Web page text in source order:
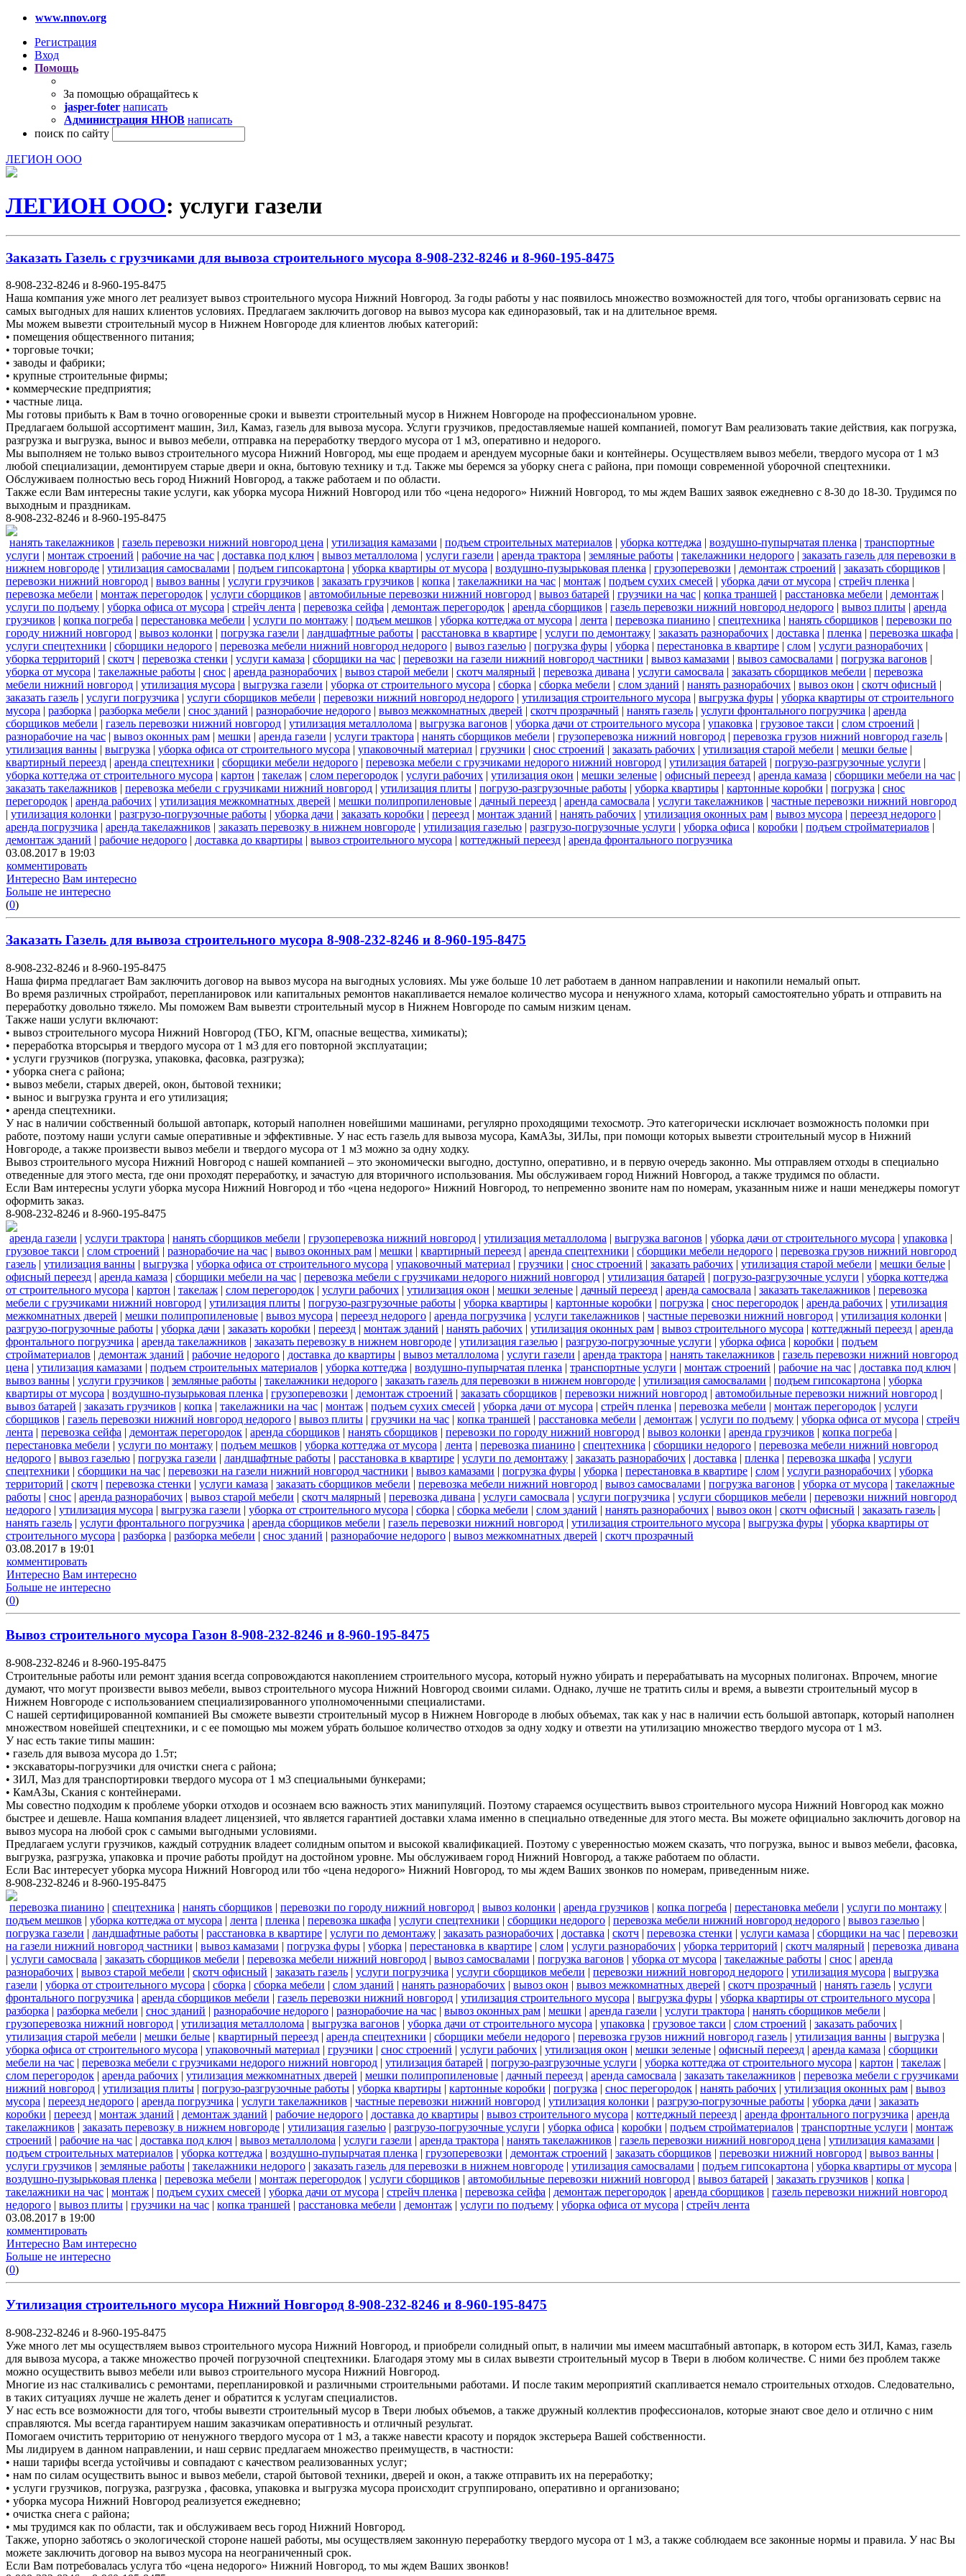
www.nnov.org
Регистрация
Вход
Помощь
За помощью обращайтесь к
jasper-foter написать
Администрация ННОВ написать
поиск по сайту
ЛЕГИОН ООО
ЛЕГИОН ООО: услуги газели
Заказать Газель с грузчиками для вывоза строительного мусора 8-908-232-8246 и 8-960-195-8475
8-908-232-8246 и 8-960-195-8475
Наша компания уже много лет реализует вывоз строительного мусора Нижний Новгород. За годы работы у нас появилось множество возможностей для того, чтобы организовать сервис на
самых выгодных для наших клиентов условиях. Предлагаем заключить договор на вывоз мусора как единоразовый, так и на длительное время.
Мы можем вывезти строительный мусор в Нижнем Новгороде для клиентов любых категорий:
• помещения общественного питания;
• торговые точки;
• заводы и фабрики;
• крупные строительные фирмы;
• коммерческие предприятия;
• частные лица.
Мы готовы прибыть к Вам в точно оговоренные сроки и вывезти строительный мусор в Нижнем Новгороде на профессиональном уровне.
Предлагаем большой ассортимент машин, Зил, Камаз, газель для вывоза мусора. Услуги грузчиков, предоставляемые нашей компанией, помогут Вам реализовать такие действия, как погрузка,
разгрузка и выгрузка, вынос и вывоз мебели, отправка на переработку твердого мусора от 1 м3, оперативно и недорого.
Мы выполняем не только вывоз строительного мусора Нижний Новгород, мы еще продаем и арендуем мусорные баки и контейнеры. Осуществляем вывоз мебели, твердого мусора от 1 м3
любой специализации, демонтируем старые двери и окна, бытовую технику и т.д. Также мы беремся за уборку снега с района, при помощи современной уборочной спецтехники.
Обслуживаем полностью весь город Нижний Новгород, а также работаем и по области.
Также если Вам интересны такие услуги, как уборка мусора Нижний Новгород или тбо «цена недорого» Нижний Новгород, то мы ждем Ваших заявок ежедневно с 8-30 до 18-30. Трудимся по
выходным и праздникам.
8-908-232-8246 и 8-960-195-8475
нанять такелажников | газель перевозки нижний новгород цена | утилизация камазами | подъем строительных материалов | уборка коттеджа | воздушно-пупырчатая пленка | транспортные
услуги | монтаж строений | рабочие на час | доставка под ключ | вывоз металлолома | услуги газели | аренда трактора | земляные работы | такелажники недорого | заказать газель для перевозки в
нижнем новгороде | утилизация самосвалами | подъем гипсокартона | уборка квартиры от мусора | воздушно-пузырьковая пленка | грузоперевозки | демонтаж строений | заказать сборщиков |
перевозки нижний новгород | вывоз ванны | услуги грузчиков | заказать грузчиков | копка | такелажники на час | монтаж | подъем сухих смесей | уборка дачи от мусора | стрейч пленка |
перевозка мебели | монтаж перегородок | услуги сборщиков | автомобильные перевозки нижний новгород | вывоз батарей | грузчики на час | копка траншей | расстановка мебели | демонтаж |
услуги по подъему | уборка офиса от мусора | стрейч лента | перевозка сейфа | демонтаж перегородок | аренда сборщиков | газель перевозки нижний новгород недорого | вывоз плиты | аренда
грузчиков | копка погреба | перестановка мебели | услуги по монтажу | подъем мешков | уборка коттеджа от мусора | лента | перевозка пианино | спецтехника | нанять сборщиков | перевозки по
городу нижний новгород | вывоз колонки | погрузка газели | ландшафтные работы | расстановка в квартире | услуги по демонтажу | заказать разнорабочих | доставка | пленка | перевозка шкафа |
услуги спецтехники | сборщики недорого | перевозка мебели нижний новгород недорого | вывоз газелью | погрузка фуры | уборка | перестановка в квартире | слом | услуги разнорабочих |
уборка территорий | скотч | перевозка стенки | услуги камаза | сборщики на час | перевозки на газели нижний новгород частники | вывоз камазами | вывоз самосвалами | погрузка вагонов |
уборка от мусора | такелажные работы | снос | аренда разнорабочих | вывоз старой мебели | скотч малярный | перевозка дивана | услуги самосвала | заказать сборщиков мебели | перевозка
мебели нижний новгород | утилизация мусора | выгрузка газели | уборка от строительного мусора | сборка | сборка мебели | слом зданий | нанять разнорабочих | вывоз окон | скотч офисный |
заказать газель | услуги погрузчика | услуги сборщиков мебели | перевозки нижний новгород недорого | утилизация строительного мусора | выгрузка фуры | уборка квартиры от строительного
мусора | разборка | разборка мебели | снос зданий | разнорабочие недорого | вывоз межкомнатных дверей | скотч прозрачный | нанять газель | услуги фронтального погрузчика | аренда
сборщиков мебели | газель перевозки нижний новгород | утилизация металлолома | выгрузка вагонов | уборка дачи от строительного мусора | упаковка | грузовое такси | слом строений |
разнорабочие на час | вывоз оконных рам | мешки | аренда газели | услуги трактора | нанять сборщиков мебели | грузоперевозка нижний новгород | перевозка грузов нижний новгород газель |
утилизация ванны | выгрузка | уборка офиса от строительного мусора | упаковочный материал | грузчики | снос строений | заказать рабочих | утилизация старой мебели | мешки белые |
квартирный переезд | аренда спецтехники | сборщики мебели недорого | перевозка мебели с грузчиками недорого нижний новгород | утилизация батарей | погрузо-разгрузочные услуги |
уборка коттеджа от строительного мусора | картон | такелаж | слом перегородок | услуги рабочих | утилизация окон | мешки зеленые | офисный переезд | аренда камаза | сборщики мебели на час |
заказать такелажников | перевозка мебели с грузчиками нижний новгород | утилизация плиты | погрузо-разгрузочные работы | уборка квартиры | картонные коробки | погрузка | снос
перегородок | аренда рабочих | утилизация межкомнатных дверей | мешки полипропиленовые | дачный переезд | аренда самосвала | услуги такелажников | частные перевозки нижний новгород
| утилизация колонки | разгрузо-погрузочные работы | уборка дачи | заказать коробки | переезд | монтаж зданий | нанять рабочих | утилизация оконных рам | вывоз мусора | переезд недорого |
аренда погрузчика | аренда такелажников | заказать перевозку в нижнем новгороде | утилизация газелью | разгрузо-погрузочные услуги | уборка офиса | коробки | подъем стройматериалов |
демонтаж зданий | рабочие недорого | доставка до квартиры | вывоз строительного мусора | коттеджный переезд | аренда фронтального погрузчика
03.08.2017 в 19:03
комментировать
Интересно Вам интересно
Больше не интересно
(0)
Заказать Газель для вывоза строительного мусора 8-908-232-8246 и 8-960-195-8475
8-908-232-8246 и 8-960-195-8475
Наша фирма предлагает Вам заключить договор на вывоз мусора на выгодных условиях. Мы уже больше 10 лет работаем в данном направлении и накопили немалый опыт.
Во время различных стройработ, перепланировок или капитальных ремонтов накапливается немалое количество мусора и ненужного хлама, который самостоятельно убрать и отправить на
переработку довольно тяжело. Мы поможем Вам вывезти строительный мусор в Нижнем Новгороде по самым низким ценам.
Также наши услуги включают:
• вывоз строительного мусора Нижний Новгород (ТБО, КГМ, опасные вещества, химикаты);
• переработка вторсырья и твердого мусора от 1 м3 для его повторной эксплуатации;
• услуги грузчиков (погрузка, упаковка, фасовка, разгрузка);
• уборка снега с района;
• вывоз мебели, старых дверей, окон, бытовой техники;
• вынос и выгрузка грунта и его утилизация;
• аренда спецтехники.
У нас в наличии собственный большой автопарк, который наполнен новейшими машинами, регулярно проходящими техосмотр. Это категорически исключает возможность поломки при
работе, поэтому наши услуги самые оперативные и эффективные. У нас есть газель для вывоза мусора, КамАЗы, ЗИЛы, при помощи которых вывезти строительный мусор в Нижний
Новгороде, а также произвести вывоз мебели и твердого мусора от 1 м3 можно за одну ходку.
Вывоз строительного мусора Нижний Новгород с нашей компанией – это экономически выгодно, доступно, оперативно, и в первую очередь законно. Мы отправляем отходы в специально
отведенные для этого места, где они проходят переработку, и зачастую для вторичного использования. Мы обслуживаем город Нижний Новгород, а также трудимся по области.
Если Вам интересны услуги уборка мусора Нижний Новгород и тбо «цена недорого» Нижний Новгород, то непременно звоните нам по номерам, указанным ниже и наши менеджеры помогут
оформить заказ.
8-908-232-8246 и 8-960-195-8475
аренда газели | услуги трактора | нанять сборщиков мебели | грузоперевозка нижний новгород | утилизация металлолома | выгрузка вагонов | уборка дачи от строительного мусора | упаковка |
грузовое такси | слом строений | разнорабочие на час | вывоз оконных рам | мешки | квартирный переезд | аренда спецтехники | сборщики мебели недорого | перевозка грузов нижний новгород
газель | утилизация ванны | выгрузка | уборка офиса от строительного мусора | упаковочный материал | грузчики | снос строений | заказать рабочих | утилизация старой мебели | мешки белые |
офисный переезд | аренда камаза | сборщики мебели на час | перевозка мебели с грузчиками недорого нижний новгород | утилизация батарей | погрузо-разгрузочные услуги | уборка коттеджа
от строительного мусора | картон | такелаж | слом перегородок | услуги рабочих | утилизация окон | мешки зеленые | дачный переезд | аренда самосвала | заказать такелажников | перевозка
мебели с грузчиками нижний новгород | утилизация плиты | погрузо-разгрузочные работы | уборка квартиры | картонные коробки | погрузка | снос перегородок | аренда рабочих | утилизация
межкомнатных дверей | мешки полипропиленовые | вывоз мусора | переезд недорого | аренда погрузчика | услуги такелажников | частные перевозки нижний новгород | утилизация колонки |
разгрузо-погрузочные работы | уборка дачи | заказать коробки | переезд | монтаж зданий | нанять рабочих | утилизация оконных рам | вывоз строительного мусора | коттеджный переезд | аренда
фронтального погрузчика | аренда такелажников | заказать перевозку в нижнем новгороде | утилизация газелью | разгрузо-погрузочные услуги | уборка офиса | коробки | подъем
стройматериалов | демонтаж зданий | рабочие недорого | доставка до квартиры | вывоз металлолома | услуги газели | аренда трактора | нанять такелажников | газель перевозки нижний новгород
цена | утилизация камазами | подъем строительных материалов | уборка коттеджа | воздушно-пупырчатая пленка | транспортные услуги | монтаж строений | рабочие на час | доставка под ключ |
вывоз ванны | услуги грузчиков | земляные работы | такелажники недорого | заказать газель для перевозки в нижнем новгороде | утилизация самосвалами | подъем гипсокартона | уборка
квартиры от мусора | воздушно-пузырьковая пленка | грузоперевозки | демонтаж строений | заказать сборщиков | перевозки нижний новгород | автомобильные перевозки нижний новгород |
вывоз батарей | заказать грузчиков | копка | такелажники на час | монтаж | подъем сухих смесей | уборка дачи от мусора | стрейч пленка | перевозка мебели | монтаж перегородок | услуги
сборщиков | газель перевозки нижний новгород недорого | вывоз плиты | грузчики на час | копка траншей | расстановка мебели | демонтаж | услуги по подъему | уборка офиса от мусора | стрейч
лента | перевозка сейфа | демонтаж перегородок | аренда сборщиков | нанять сборщиков | перевозки по городу нижний новгород | вывоз колонки | аренда грузчиков | копка погреба |
перестановка мебели | услуги по монтажу | подъем мешков | уборка коттеджа от мусора | лента | перевозка пианино | спецтехника | сборщики недорого | перевозка мебели нижний новгород
недорого | вывоз газелью | погрузка газели | ландшафтные работы | расстановка в квартире | услуги по демонтажу | заказать разнорабочих | доставка | пленка | перевозка шкафа | услуги
спецтехники | сборщики на час | перевозки на газели нижний новгород частники | вывоз камазами | погрузка фуры | уборка | перестановка в квартире | слом | услуги разнорабочих | уборка
территорий | скотч | перевозка стенки | услуги камаза | заказать сборщиков мебели | перевозка мебели нижний новгород | вывоз самосвалами | погрузка вагонов | уборка от мусора | такелажные
работы | снос | аренда разнорабочих | вывоз старой мебели | скотч малярный | перевозка дивана | услуги самосвала | услуги погрузчика | услуги сборщиков мебели | перевозки нижний новгород
недорого | утилизация мусора | выгрузка газели | уборка от строительного мусора | сборка | сборка мебели | слом зданий | нанять разнорабочих | вывоз окон | скотч офисный | заказать газель |
нанять газель | услуги фронтального погрузчика | аренда сборщиков мебели | газель перевозки нижний новгород | утилизация строительного мусора | выгрузка фуры | уборка квартиры от
строительного мусора | разборка | разборка мебели | снос зданий | разнорабочие недорого | вывоз межкомнатных дверей | скотч прозрачный
03.08.2017 в 19:01
комментировать
Интересно Вам интересно
Больше не интересно
(0)
Вывоз строительного мусора Газон 8-908-232-8246 и 8-960-195-8475
8-908-232-8246 и 8-960-195-8475
Строительные работы или ремонт здания всегда сопровождаются накоплением строительного мусора, который нужно убирать и перерабатывать на мусорных полигонах. Впрочем, многие
думают, что могут произвести вывоз мебели, вывоз строительного мусора Нижний Новгород своими силами. Однако, лучше не тратить силы и время, а вывезти строительный мусор в
Нижнем Новгороде с использованием специализированного уполномоченными специалистами.
С нашей сертифицированной компанией Вы сможете вывезти строительный мусор в Нижнем Новгороде в любых объемах, так как у нас в наличии есть большой автопарк, который наполнен
множеством новейшей спецтехники, и с ее помощью мы можем убрать большое количество отходов за одну ходку и отвезти на утилизацию множество твердого мусора от 1 м3.
У нас есть такие типы машин:
• газель для вывоза мусора до 1.5т;
• экскаваторы-погрузчики для очистки снега с района;
• ЗИЛ, Маз для транспортировки твердого мусора от 1 м3 специальными бункерами;
• КамАЗы, Скания с контейнерами.
Мы совестно подходим к проблеме уборки отходов и осознаем всю важность этих манипуляций. Поэтому стараемся осуществить вывоз строительного мусора Нижний Новгород как можно
быстрее и дешевле. Наша компания владеет лицензией, что является гарантией доставки хлама именно в специально отведенные для этого места. Вы можете официально заключить договор на
вывоз мусора на любой срок с самыми выгодными условиями.
Предлагаем услуги грузчиков, каждый сотрудник владеет солидным опытом и высокой квалификацией. Поэтому с уверенностью можем сказать, что погрузка, вынос и вывоз мебели, фасовка,
выгрузка, разгрузка, упаковка и прочие работы пройдут на достойном уровне. Мы обслуживаем город Нижний Новгород, а также работаем по области.
Если Вас интересует уборка мусора Нижний Новгород или тбо «цена недорого» Нижний Новгород, то мы ждем Ваших звонков по номерам, приведенным ниже.
8-908-232-8246 и 8-960-195-8475
перевозка пианино | спецтехника | нанять сборщиков | перевозки по городу нижний новгород | вывоз колонки | аренда грузчиков | копка погреба | перестановка мебели | услуги по монтажу |
подъем мешков | уборка коттеджа от мусора | лента | пленка | перевозка шкафа | услуги спецтехники | сборщики недорого | перевозка мебели нижний новгород недорого | вывоз газелью |
погрузка газели | ландшафтные работы | расстановка в квартире | услуги по демонтажу | заказать разнорабочих | доставка | скотч | перевозка стенки | услуги камаза | сборщики на час | перевозки
на газели нижний новгород частники | вывоз камазами | погрузка фуры | уборка | перестановка в квартире | слом | услуги разнорабочих | уборка территорий | скотч малярный | перевозка дивана
| услуги самосвала | заказать сборщиков мебели | перевозка мебели нижний новгород | вывоз самосвалами | погрузка вагонов | уборка от мусора | такелажные работы | снос | аренда
разнорабочих | вывоз старой мебели | скотч офисный | заказать газель | услуги погрузчика | услуги сборщиков мебели | перевозки нижний новгород недорого | утилизация мусора | выгрузка
газели | уборка от строительного мусора | сборка | сборка мебели | слом зданий | нанять разнорабочих | вывоз окон | вывоз межкомнатных дверей | скотч прозрачный | нанять газель | услуги
фронтального погрузчика | аренда сборщиков мебели | газель перевозки нижний новгород | утилизация строительного мусора | выгрузка фуры | уборка квартиры от строительного мусора |
разборка | разборка мебели | снос зданий | разнорабочие недорого | разнорабочие на час | вывоз оконных рам | мешки | аренда газели | услуги трактора | нанять сборщиков мебели |
грузоперевозка нижний новгород | утилизация металлолома | выгрузка вагонов | уборка дачи от строительного мусора | упаковка | грузовое такси | слом строений | заказать рабочих |
утилизация старой мебели | мешки белые | квартирный переезд | аренда спецтехники | сборщики мебели недорого | перевозка грузов нижний новгород газель | утилизация ванны | выгрузка |
уборка офиса от строительного мусора | упаковочный материал | грузчики | снос строений | услуги рабочих | утилизация окон | мешки зеленые | офисный переезд | аренда камаза | сборщики
мебели на час | перевозка мебели с грузчиками недорого нижний новгород | утилизация батарей | погрузо-разгрузочные услуги | уборка коттеджа от строительного мусора | картон | такелаж |
слом перегородок | аренда рабочих | утилизация межкомнатных дверей | мешки полипропиленовые | дачный переезд | аренда самосвала | заказать такелажников | перевозка мебели с грузчиками
нижний новгород | утилизация плиты | погрузо-разгрузочные работы | уборка квартиры | картонные коробки | погрузка | снос перегородок | нанять рабочих | утилизация оконных рам | вывоз
мусора | переезд недорого | аренда погрузчика | услуги такелажников | частные перевозки нижний новгород | утилизация колонки | разгрузо-погрузочные работы | уборка дачи | заказать
коробки | переезд | монтаж зданий | демонтаж зданий | рабочие недорого | доставка до квартиры | вывоз строительного мусора | коттеджный переезд | аренда фронтального погрузчика | аренда
такелажников | заказать перевозку в нижнем новгороде | утилизация газелью | разгрузо-погрузочные услуги | уборка офиса | коробки | подъем стройматериалов | транспортные услуги | монтаж
строений | рабочие на час | доставка под ключ | вывоз металлолома | услуги газели | аренда трактора | нанять такелажников | газель перевозки нижний новгород цена | утилизация камазами |
подъем строительных материалов | уборка коттеджа | воздушно-пупырчатая пленка | грузоперевозки | демонтаж строений | заказать сборщиков | перевозки нижний новгород | вывоз ванны |
услуги грузчиков | земляные работы | такелажники недорого | заказать газель для перевозки в нижнем новгороде | утилизация самосвалами | подъем гипсокартона | уборка квартиры от мусора |
воздушно-пузырьковая пленка | перевозка мебели | монтаж перегородок | услуги сборщиков | автомобильные перевозки нижний новгород | вывоз батарей | заказать грузчиков | копка |
такелажники на час | монтаж | подъем сухих смесей | уборка дачи от мусора | стрейч пленка | перевозка сейфа | демонтаж перегородок | аренда сборщиков | газель перевозки нижний новгород
недорого | вывоз плиты | грузчики на час | копка траншей | расстановка мебели | демонтаж | услуги по подъему | уборка офиса от мусора | стрейч лента
03.08.2017 в 19:00
комментировать
Интересно Вам интересно
Больше не интересно
(0)
Утилизация строительного мусора Нижний Новгород 8-908-232-8246 и 8-960-195-8475
8-908-232-8246 и 8-960-195-8475
Уже много лет мы осуществляем вывоз строительного мусора Нижний Новгород, и приобрели солидный опыт, в наличии мы имеем масштабный автопарк, в котором есть ЗИЛ, Камаз, газель
для вывоза мусора, а также множество прочей погрузочной спецтехники. Благодаря этому мы в силах вывезти строительный мусор в Твери в любом количестве. С ними без проблем также
можно осуществить вывоз мебели или вывоз строительного мусора Нижний Новгород.
Многие из нас сталкивались с ремонтами, перепланировкой и различными строительными работами. И после таким мероприятий скапливается немало строительных отходов. Следовательно,
в таких ситуациях лучше не жалеть денег и обратится к услугам специалистов.
У нас есть все возможности для того, чтобы вывезти строительный мусор в Твери любых объемов, а также дружный коллектив профессионалов, которые знают свое дело и отлично с ним
справляются. Мы всегда гарантируем нашим заказчикам оперативность и отличный результат.
Помогаем очистить территорию от ненужного твердого мусора от 1 м3, а также навести красоту и порядок экстерьера Вашей собственности.
Мы лидируем в данном направлении, и наш сервис предлагаем множество преимуществ, в частности:
• наши тарифы всегда устойчивы и совпадают с качеством реализованных услуг;
• нам по силам осуществить вынос и вывоз мебели, старой бытовой техники, дверей и окон, а также отправить их на переработку;
• услуги грузчиков, погрузка, разгрузка , фасовка, упаковка и выгрузка мусора происходит сгруппировано, оперативно и организовано;
• уборка мусора Нижний Новгород реализуется ежедневно;
• очистка снега с района;
• мы трудимся как по области, так и обслуживаем весь город Нижний Новгород.
Также, упорно заботясь о экологической стороне нашей работы, мы осуществляем законную переработку твердого мусора от 1 м3, а также соблюдаем все законные нормы и правила. У нас Вы
можете заключить договор на вывоз мусора на неограниченный срок.
Если Вам потребовалась услуга тбо «цена недорого» Нижний Новгород, то мы ждем Ваших звонков!